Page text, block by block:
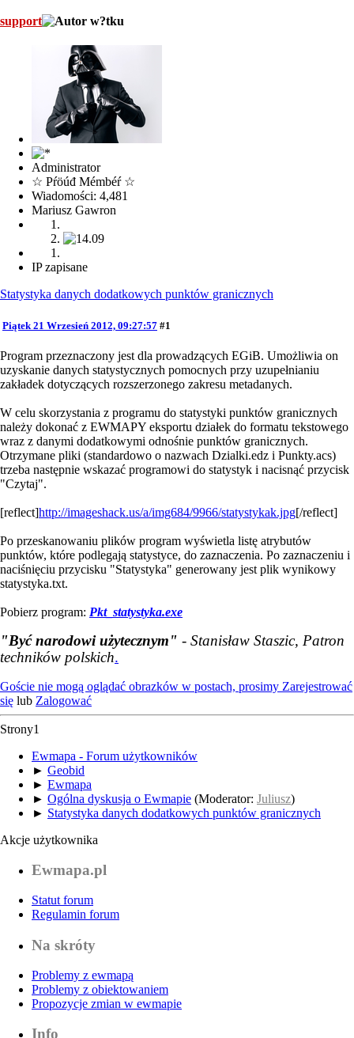
support
Administrator
☆ Pŕöúđ Mémbéŕ ☆
Wiadomości: 4,481
Mariusz Gawron
IP zapisane
Statystyka danych dodatkowych punktów granicznych
Piątek 21 Wrzesień 2012, 09:27:57 #1
Program przeznaczony jest dla prowadzących EGiB. Umożliwia on
uzyskanie danych statystycznych pomocnych przy uzupełnianiu
zakładek dotyczących rozszerzonego zakresu metadanych.
W celu skorzystania z programu do statystyki punktów granicznych
należy dokonać z EWMAPY eksportu działek do formatu tekstowego
wraz z danymi dodatkowymi odnośnie punktów granicznych.
Otrzymane pliki (standardowo o nazwach Dzialki.edz i Punkty.acs)
trzeba następnie wskazać programowi do statystyk i nacisnąć przycisk
"Czytaj".
[reflect]http://imageshack.us/a/img684/9966/statystykak.jpg[/reflect]
Po przeskanowaniu plików program wyświetla listę atrybutów
punktów, które podlegają statystyce, do zaznaczenia. Po zaznaczeniu i
naciśnięciu przycisku "Statystyka" generowany jest plik wynikowy
statystyka.txt.
Pobierz program: Pkt_statystyka.exe
"Być narodowi użytecznym" - Stanisław Staszic, Patron
techników polskich.
Goście nie mogą oglądać obrazków w postach, prosimy Zarejestrować
się lub Zalogować
Strony1
Ewmapa - Forum użytkowników
► Geobid
► Ewmapa
► Ogólna dyskusja o Ewmapie (Moderator: Juliusz)
► Statystyka danych dodatkowych punktów granicznych
Akcje użytkownika
Ewmapa.pl
Statut forum
Regulamin forum
Na skróty
Problemy z ewmapą
Problemy z obiektowaniem
Propozycje zmian w ewmapie
Info